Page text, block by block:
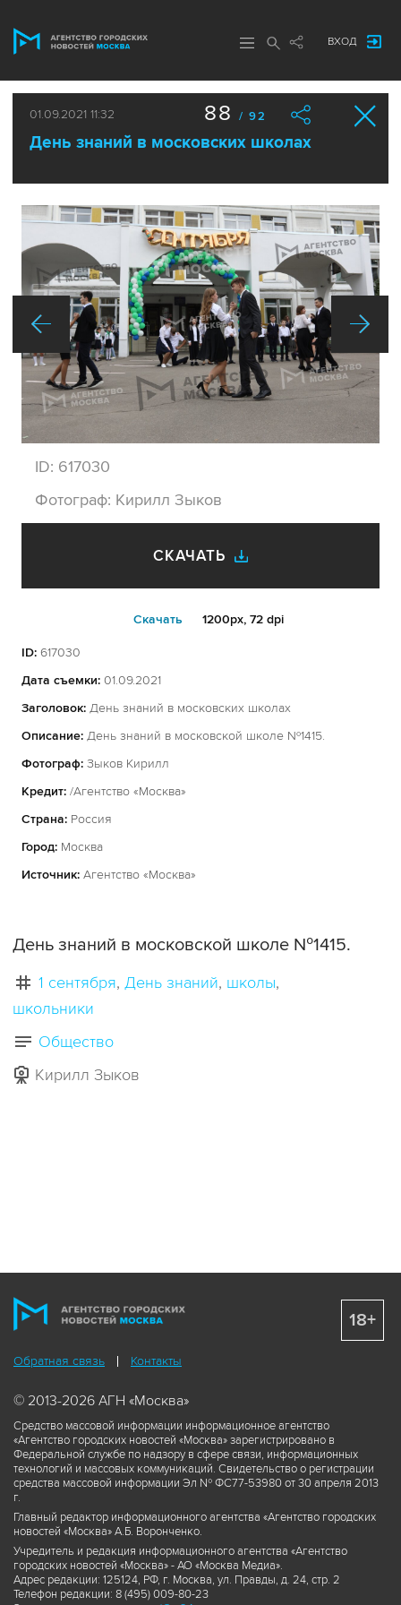
ВХОД
01.09.2021 11:32
День знаний в московских школах
88 / 92
ID: 617030
Фотограф: Кирилл Зыков
СКАЧАТЬ
Cкачать 1200px, 72 dpi
ID: 617030
Дата съемки: 01.09.2021
Заголовок: День знаний в московских школах
Описание: День знаний в московской школе №1415.
Фотограф: Зыков Кирилл
Кредит: /Агентство «Москва»
Страна: Россия
Город: Москва
Источник: Агентство «Москва»
День знаний в московской школе №1415.
1 сентября День знаний школы
школьники
Общество
Кирилл Зыков
Обратная связь Контакты
© 2013-2026 АГН «Москва»
Средство массовой информации информационное агентство
«Агентство городских новостей «Москва» зарегистрировано в
Федеральной службе по надзору в сфере связи, информационных
технологий и массовых коммуникаций. Свидетельство о регистрации
средства массовой информации Эл № ФС77-53980 от 30 апреля 2013
г.
Главный редактор информационного агентства «Агентство городских
новостей «Москва» А.Б. Воронченко.
Учредитель и редакция информационного агентства «Агентство
городских новостей «Москва» - АО «Москва Медиа».
Адрес редакции: 125124, РФ, г. Москва, ул. Правды, д. 24, стр. 2
Телефон редакции: 8 (495) 009-80-23
18+